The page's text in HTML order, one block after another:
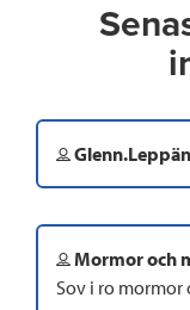
Mormor och
Sov i ro